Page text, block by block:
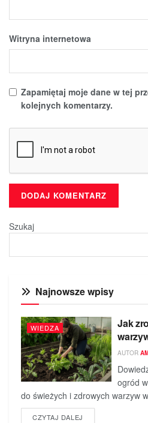
Witryna internetowa
Zapamiętaj moje dane w tej
kolejnych komentarzy.
Szukaj
Najnowsze wpisy
WIEDZA
Jak
AUTOR
ogród
do świeżych i zdrowych warzyw
CZYTAJ DALEJ